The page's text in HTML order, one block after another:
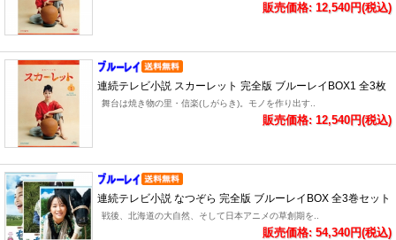
販売価格: 12,540円(税込)
連続テレビ小説 スカーレット 完全版 ブルーレイBOX1 全3枚
舞台は焼き物の里・信楽(しがらき)。モノを作り出す..
販売価格: 12,540円(税込)
連続テレビ小説 なつぞら 完全版 ブルーレイBOX 全3巻セット
戦後、北海道の大自然、そして日本アニメの草創期を..
販売価格: 54,340円(税込)